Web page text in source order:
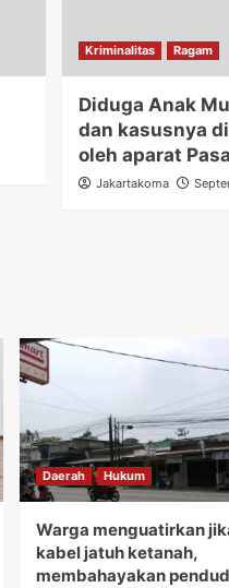
Kriminalitas Ragam
Diduga Anak
dan kasusnya
oleh aparat
Jakartakoma
Daerah Hukum
Warga menguatirkan
kabel jatuh ketanah,
membahayakan